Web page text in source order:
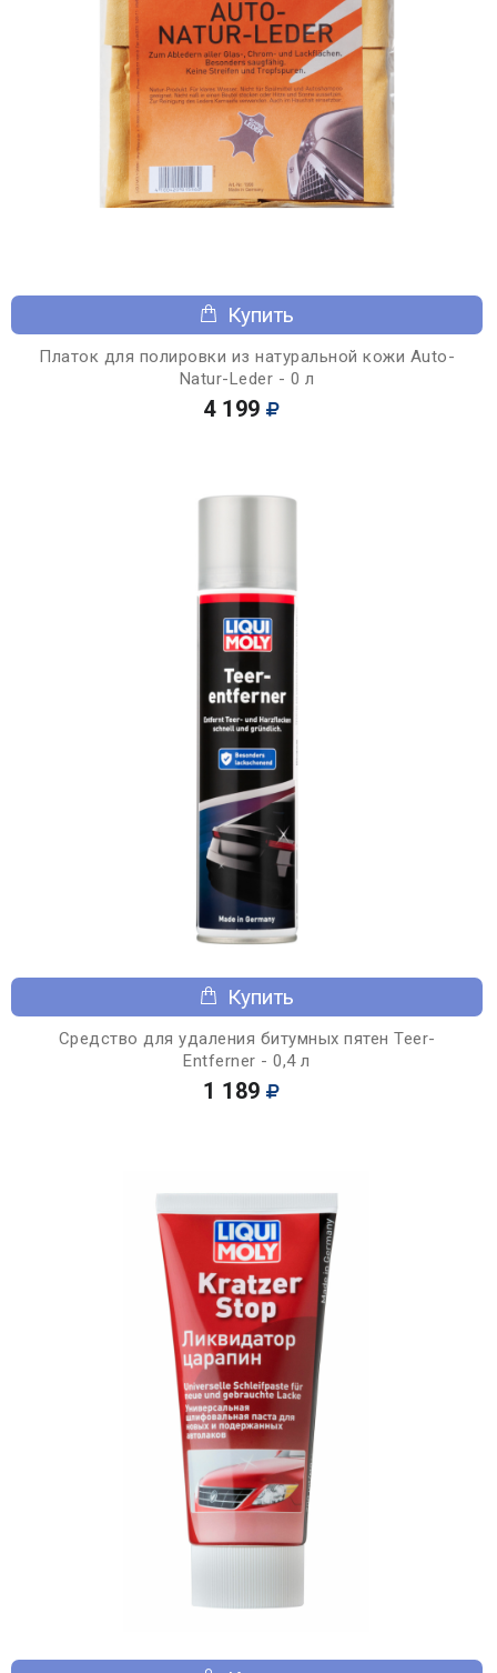
Купить
Платок для полировки из натуральной кожи Auto-
Natur-Leder - 0 л
4 199
Купить
Средство для удаления битумных пятен Teer-
Entferner - 0,4 л
1 189